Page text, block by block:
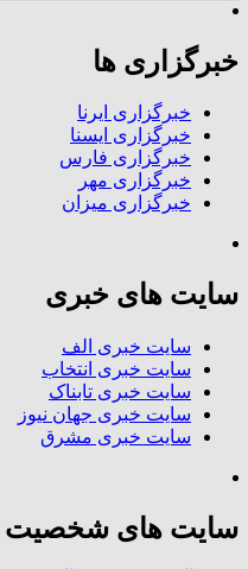
خبرگزاری ها
خبرگزاری ایرنا
خبرگزاری ایسنا
خبرگزاری فارس
خبرگزاری مهر
خبرگزاری میزان
سایت های خبری
سایت خبری الف
سایت خبری انتخاب
سایت خبری تابناک
سایت خبری جهان نیوز
سایت خبری مشرق
سایت های شخصیت